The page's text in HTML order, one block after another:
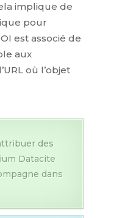
implique de
pour
est associé de
aux
où l’objet
des
Datacite
dans